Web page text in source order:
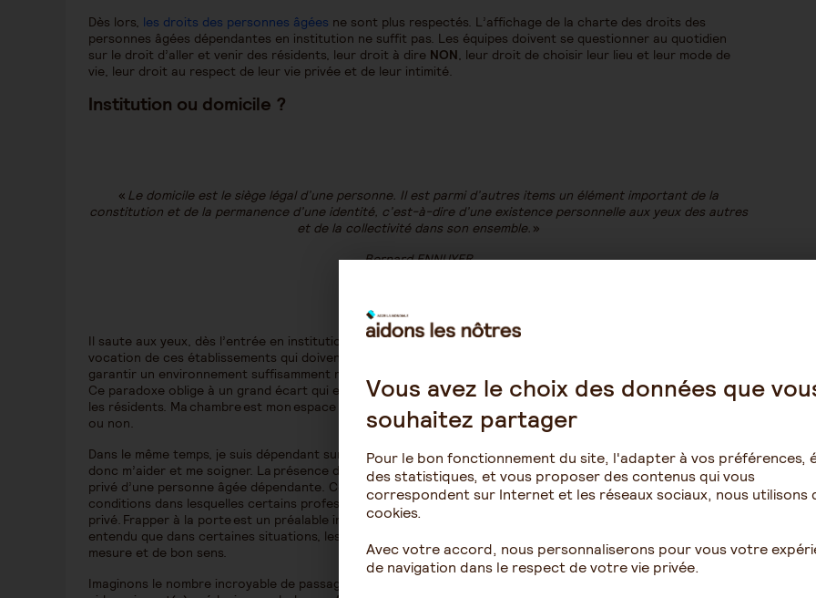
Dès lors, les droits des personnes âgées ne sont plus respectés. L’affichage de la charte des droits des
personnes âgées dépendantes en institution ne suffit pas. Les équipes doivent se questionner au quotidien
sur le droit d’aller et venir des résidents, leur droit à dire NON, leur droit de choisir leur lieu et leur mode de
vie, leur droit au respect de leur vie privée et de leur intimité.
Institution ou domicile ?
« Le domicile est le siège légal d’une personne. Il est parmi d’autres items un élément important de la
constitution et de la permanence d’une identité, c’est-à-dire d’une existence personnelle aux yeux des autres
et de la collectivité dans son ensemble. »
Bernard ENNUYER
Il saute aux yeux, dès l’entrée en institution, que cette question du domicile est mise à mal du simple fait de la
vocation de ces établissements qui doivent garantir le respect de l’espace privé mais dans le même temps
garantir un environnement suffisamment médicalisé pour accompagner les conséquences de la dépendance.
Ce paradoxe oblige à un grand écart qui est très complexe à vivre au quotidien tant pour les équipes que par
les résidents. Ma chambre est mon espace privé ; il est donc attendu que j’autorise tout un chacun à y entrer –
ou non.
Dans le même temps, je suis dépendant sur certains actes de la vie quotidienne ; des professionnels doivent
donc m’aider et me soigner. La présence du professionnel peut être vécue comme une intrusion dans l’espace
privé d’une personne âgée dépendante. Combien d’entre elles manifestent leur désaccord quant aux
conditions dans lesquelles certains professionnels « prennent possession » sans égard de cet espace
privé. Frapper à la porte est un préalable incontournable ; et attendre la réponse l’est tout autant. Etant
entendu que dans certaines situations, les personnes ne peuvent pas s’exprimer… Tout est question de
mesure et de bon sens.
Imaginons le nombre incroyable de passages de professionnels dans une journée : infirmier, kinésithérapeute,
Vous avez le choix des données que
souhaitez partager
Pour le bon fonctionnement du site, l'adapter à vos préférences,
des statistiques, et vous proposer des contenus qui vous
correspondent sur Internet et les réseaux sociaux, nous utilisons
cookies.
Avec votre accord, nous personnaliserons pour vous votre
de navigation dans le respect de votre vie privée.